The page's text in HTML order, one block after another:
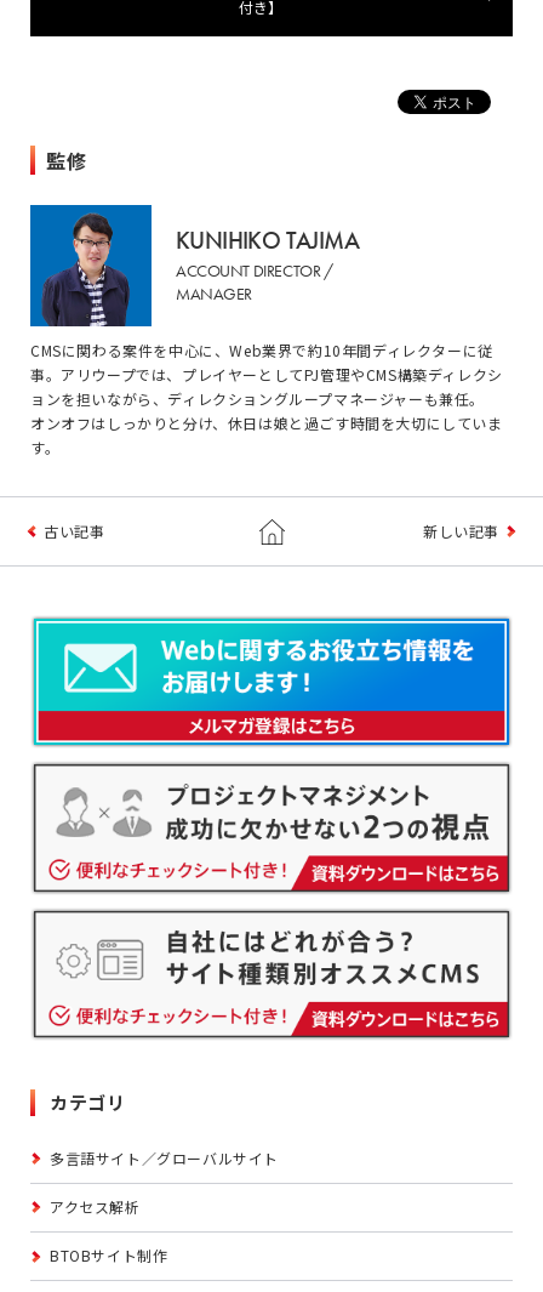
付き】
監修
KUNIHIKO TAJIMA
ACCOUNT DIRECTOR /
MANAGER
CMSに関わる案件を中心に、Web業界で約10年間ディレクターに従
事。アリウープでは、プレイヤーとしてPJ管理やCMS構築ディレクシ
ョンを担いながら、ディレクショングループマネージャーも兼任。
オンオフはしっかりと分け、休日は娘と過ごす時間を大切にしていま
す。
古い記事 新しい記事
カテゴリ
多言語サイト／グローバルサイト
アクセス解析
BTOBサイト制作